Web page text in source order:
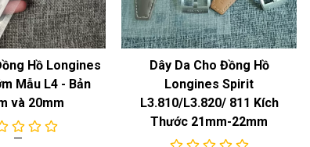
Hồ Longines
Mẫu L4 - Bản
và 20mm
Dây Da Cho Đồng Hồ
Longines Spirit
L3.810/L3.820/ 811 Kích
Thước 21mm-22mm